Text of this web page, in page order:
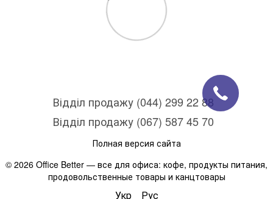
Відділ продажу (044) 299 22 88
Відділ продажу (067) 587 45 70
Полная версия сайта
© 2026 Office Better — все для офиса: кофе, продукты питания,
продовольственные товары и канцтовары
Укр Рус